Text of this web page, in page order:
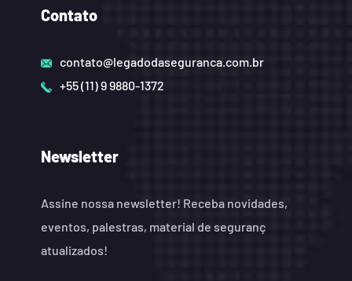
Contato
contato@legadodaseguranca.com.br
+55 (11) 9 9880-1372
Newsletter
Assine nossa newsletter! Receba novidades,
eventos, palestras, material de seguranç
atualizados!